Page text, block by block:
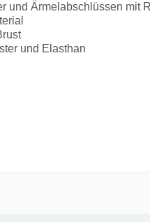
und Ärmelabschlüssen mit
und Elasthan